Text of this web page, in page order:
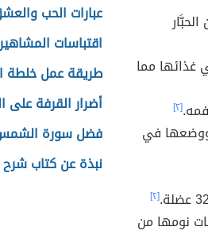
مما
[٢]
في
[٢]
نومها من
عبارات الحب
اقتباسات
طريقة عمل خلطة
أضرار القرفة على
فضل سورة
نبذة عن كتاب شرح